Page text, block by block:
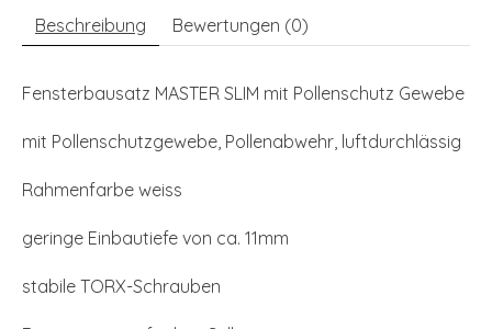
Beschreibung Bewertungen (0)
Fensterbausatz MASTER SLIM mit Pollenschutz Gewebe
mit Pollenschutzgewebe, Pollenabwehr, luftdurchlässig
Rahmenfarbe weiss
geringe Einbautiefe von ca. 11mm
stabile TORX-Schrauben